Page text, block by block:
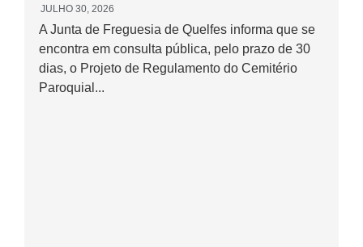
JULHO 30, 2026
A Junta de Freguesia de Quelfes informa que se
encontra em consulta pública, pelo prazo de 30
dias, o Projeto de Regulamento do Cemitério
Paroquial...